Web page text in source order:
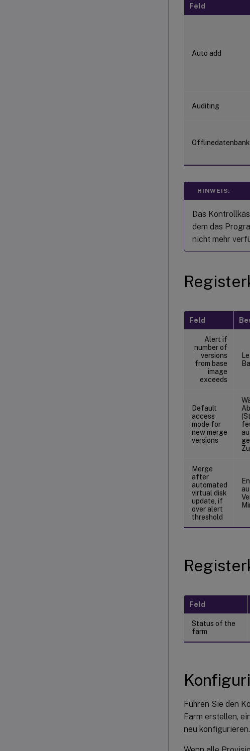
Feld
Auto add
Auditing
HINWEIS:
Das
dem das
nicht mehr
Feld
Alert if
number of
versions
from base
image
exceeds
Default
access
mode for
new merge
versions
Merge
after
automated
virtual disk
update, if
over alert
threshold
Feld
Status of the
farm
Führen Sie den
Farm erstellen,
neu konfigurieren.